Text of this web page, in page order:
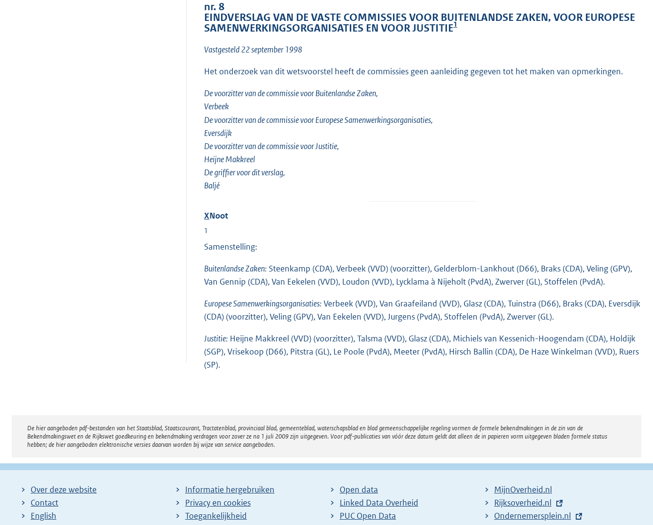
nr. 8
EINDVERSLAG VAN DE VASTE COMMISSIES VOOR BUITENLANDSE ZAKEN, VOOR EUROPESE
SAMENWERKINGSORGANISATIES EN VOOR JUSTITIE1
Vastgesteld 22 september 1998
Het onderzoek van dit wetsvoorstel heeft de commissies geen aanleiding gegeven tot het maken van opmerkingen.
De voorzitter van de commissie voor Buitenlandse Zaken,
Verbeek
De voorzitter van de commissie voor Europese Samenwerkingsorganisaties,
Eversdijk
De voorzitter van de commissie voor Justitie,
Heijne Makkreel
De griffier voor dit verslag,
Baljé
XNoot
1
Samenstelling:
Buitenlandse Zaken: Steenkamp (CDA), Verbeek (VVD) (voorzitter), Gelderblom-Lankhout (D66), Braks (CDA), Veling (GPV),
Van Gennip (CDA), Van Eekelen (VVD), Loudon (VVD), Lycklama à Nijeholt (PvdA), Zwerver (GL), Stoffelen (PvdA).
Europese Samenwerkingsorganisaties: Verbeek (VVD), Van Graafeiland (VVD), Glasz (CDA), Tuinstra (D66), Braks (CDA), Eversdijk
(CDA) (voorzitter), Veling (GPV), Van Eekelen (VVD), Jurgens (PvdA), Stoffelen (PvdA), Zwerver (GL).
Justitie: Heijne Makkreel (VVD) (voorzitter), Talsma (VVD), Glasz (CDA), Michiels van Kessenich-Hoogendam (CDA), Holdijk
(SGP), Vrisekoop (D66), Pitstra (GL), Le Poole (PvdA), Meeter (PvdA), Hirsch Ballin (CDA), De Haze Winkelman (VVD), Ruers
(SP).
Disclaimer
De hier aangeboden pdf-bestanden van het Staatsblad, Staatscourant, Tractatenblad, provinciaal blad, gemeenteblad, waterschapsblad en blad gemeenschappelijke regeling vormen de formele bekendmakingen in de zin van de
Bekendmakingswet en de Rijkswet goedkeuring en bekendmaking verdragen voor zover ze na 1 juli 2009 zijn uitgegeven. Voor pdf-publicaties van vóór deze datum geldt dat alleen de in papieren vorm uitgegeven bladen formele status
hebben; de hier aangeboden elektronische versies daarvan worden bij wijze van service aangeboden.
Over deze website
Contact
English
Informatie hergebruiken
Privacy en cookies
Toegankelijkheid
Open data
Linked Data Overheid
PUC Open Data
MijnOverheid.nl
E
x
Rijksoverheid.nl
E
Ondernemersplein.nl